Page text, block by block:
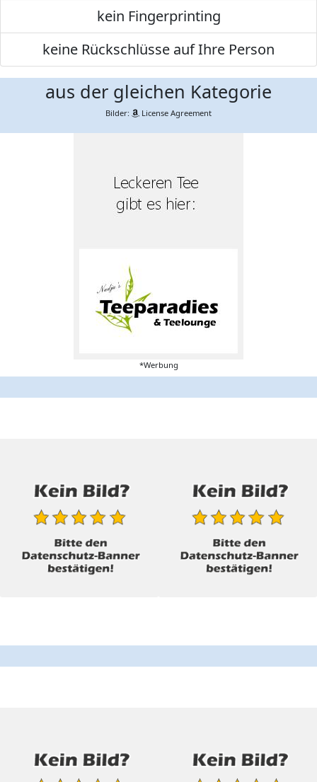
kein Fingerprinting
keine Rückschlüsse auf Ihre Person
aus der gleichen Kategorie
Bilder: License Agreement
*Werbung